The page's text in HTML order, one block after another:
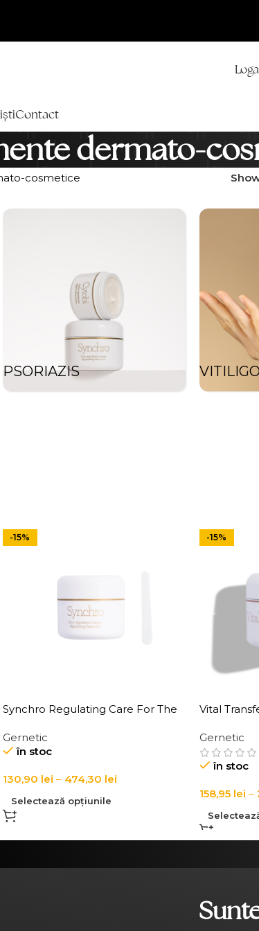
Contact
dermato-
cosmetice
PSORIAZIS VITILIGO
-15%
Synchro Regulating Care For The
Gernetic
în stoc
130,90 lei – 474,30 lei
Selectează opțiunile
-15%
Vital
Gernetic
în stoc
158,95 lei –